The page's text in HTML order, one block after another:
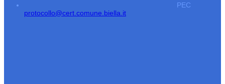
PEC
protocollo@cert.comune.biella.it